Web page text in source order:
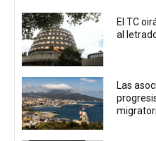
El TC
al
Las